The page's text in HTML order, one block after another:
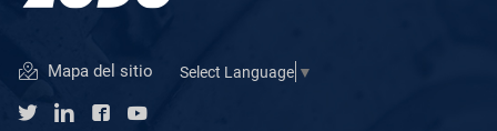
Mapa del sitio Select Language ▼